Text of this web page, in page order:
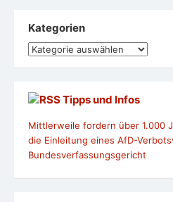
Kategorien
Kategorien
Tipps und Infos
Mittlerweile fordern über 1.000
die Einleitung eines AfD-
Bundesverfassungsgericht